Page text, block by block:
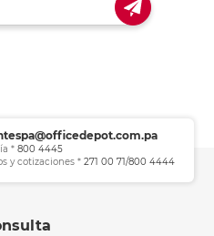
* 800 4445
y cotizaciones * 271 00 71/800 4444